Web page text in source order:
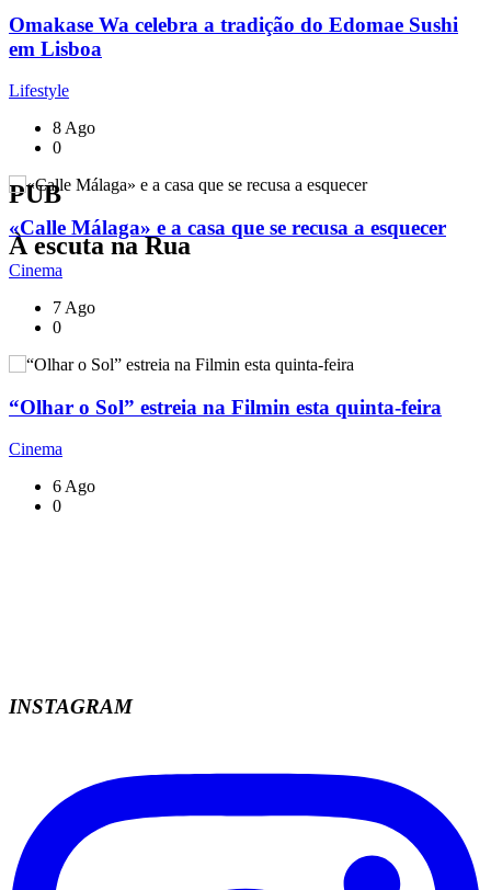
Omakase Wa celebra a tradição do Edomae Sushi
em Lisboa
Lifestyle
8 Ago
0
«Calle Málaga» e a casa que se recusa a esquecer
Cinema
7 Ago
0
“Olhar o Sol” estreia na Filmin esta quinta-feira
Cinema
6 Ago
0
PUB
À escuta na Rua
INSTAGRAM